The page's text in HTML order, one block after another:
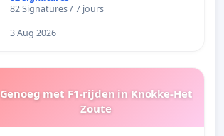
bediening van de wijken
Strombeek en Het Voor
82 Signatures / 7 jours
3 Aug 2026
Genoeg met F1-rijden in Knokke-Het
Zoute